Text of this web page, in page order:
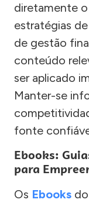
diretamente
estratégias
de gestão
conteúdo
ser aplicado
Manter-se
fonte
Ebooks:
para
Os Ebooks